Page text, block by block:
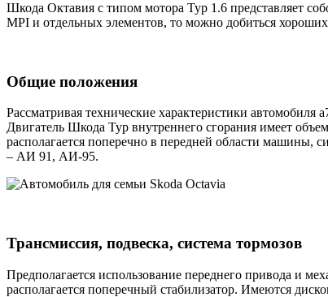
Шкода Октавия с типом мотора Тур 1.6 представляет
MPI и отдельных элементов, то можно добиться
Общие положения
Рассматривая технические характеристики автомобиля
Двигатель Шкода Тур внутреннего сгорания имеет
располагается поперечно в передней области машины,
– АИ 91, АИ-95.
Трансмиссия, подвеска, система тормозов
Предполагается использование переднего привода и
располагается поперечный стабилизатор. Имеются